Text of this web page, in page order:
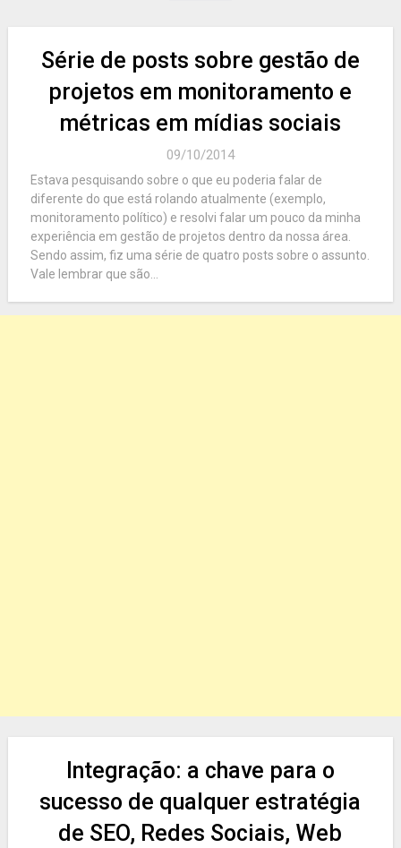
Série de posts sobre gestão de
projetos em monitoramento e
métricas em mídias sociais
09/10/2014
Estava pesquisando sobre o que eu poderia falar de
diferente do que está rolando atualmente (exemplo,
monitoramento político) e resolvi falar um pouco da minha
experiência em gestão de projetos dentro da nossa área.
Sendo assim, fiz uma série de quatro posts sobre o assunto.
Vale lembrar que são...
Integração: a chave para o
sucesso de qualquer estratégia
de SEO, Redes Sociais, Web